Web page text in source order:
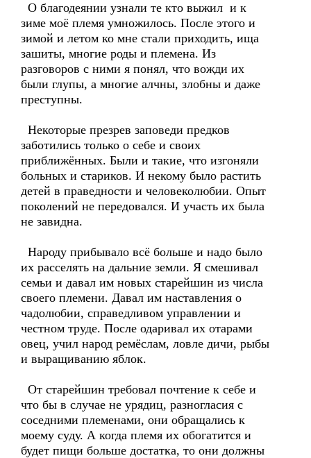
О благодеянии узнали те кто выжил и к
зиме моё племя умножилось. После этого и
зимой и летом ко мне стали приходить, ища
зашиты, многие роды и племена. Из
разговоров с ними я понял, что вожди их
были глупы, а многие алчны, злобны и даже
преступны.
Некоторые презрев заповеди предков
заботились только о себе и своих
приближённых. Были и такие, что изгоняли
больных и стариков. И некому было растить
детей в праведности и человеколюбии. Опыт
поколений не передовался. И участь их была
не завидна.
Народу прибывало всё больше и надо было
их расселять на дальние земли. Я смешивал
семьи и давал им новых старейшин из числа
своего племени. Давал им наставления о
чадолюбии, справедливом управлении и
честном труде. После одаривал их отарами
овец, учил народ ремёслам, ловле дичи, рыбы
и выращиванию яблок.
От старейшин требовал почтение к себе и
что бы в случае не урядиц, разногласия с
соседними племенами, они обращались к
моему суду. А когда племя их обогатится и
будет пищи больше достатка, то они должны